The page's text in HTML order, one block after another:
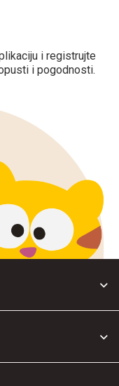
i registrujte
i pogodnosti.